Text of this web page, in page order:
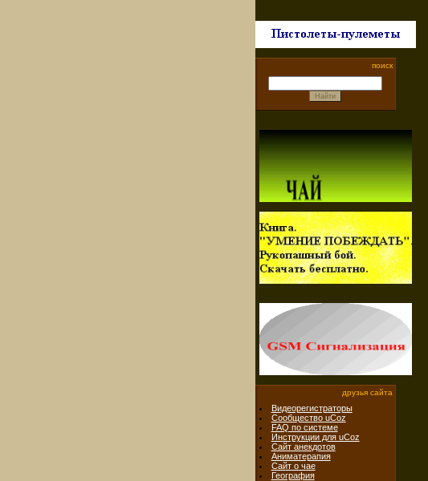
поиск
друзья сайта
Видеорегистраторы
Сообщество uCoz
FAQ по системе
Инструкции для uCoz
Сайт анекдотов
Аниматерапия
Сайт о чае
География